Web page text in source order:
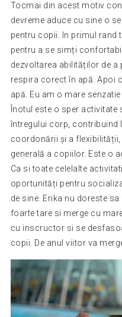
Tocmai din acest motiv
devreme aduce cu sine o
pentru copii. In primul rand
pentru a se simți
dezvoltarea abilităților de a
respira corect în apă. Apoi
apă. Eu am o mare
Înotul este o sper
întregului corp, contribuind
coordonării și a
generală a copiilor. Este o
Ca si toate celelalte
oportunități pentru
de sine. Erika nu doreste
foarte tare si merge cu
cu inscructor si se
copii. De anul viitor va